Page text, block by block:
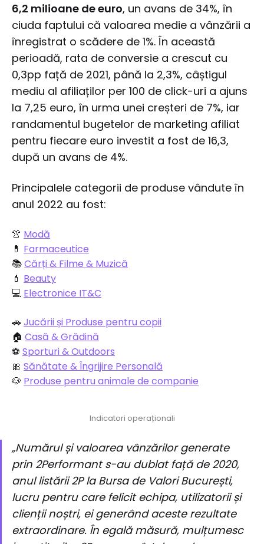
6,2 milioane de euro, un avans de 34%, în
ciuda faptului că valoarea medie a vânzării a
înregistrat o scădere de 1%. În această
perioadă, rata de conversie a crescut cu
0,3pp față de 2021, până la 2,3%, câștigul
mediu al afiliaților per 100 de click-uri a ajuns
la 7,25 euro, în urma unei creșteri de 7%, iar
randamentul bugetelor de marketing afiliat
pentru fiecare euro investit a fost de 16,3,
după un avans de 4%.
Principalele categorii de produse vândute în
anul 2022 au fost:
👚 Modă
💊 Farmaceutice
📚Cărți & Filme & Muzică
💄 Beauty
💻 Electronice IT&C
🚗 Jucării și Produse pentru copii
🏠 Casă & Grădină
⚽️ Sporturi & Outdoors
🎀 Sănătate & Îngrijire Personală
🐶 Produse pentru animale de companie
Indicatori operaționali
„Numărul și valoarea vânzărilor generate
prin 2Performant s-au dublat față de 2020,
anul listării 2P la Bursa de Valori București,
lucru pentru care felicit echipa, utilizatorii și
clienții noștri, ei generând aceste rezultate
extraordinare. În egală măsură, mulțumesc